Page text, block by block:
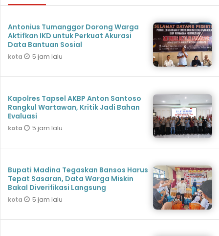
Antonius Tumanggor Dorong Warga
Aktifkan IKD untuk Perkuat Akurasi
Data Bantuan Sosial
kota 5 jam lalu
Kapolres Tapsel AKBP Anton Santoso
Rangkul Wartawan, Kritik Jadi Bahan
Evaluasi
kota 5 jam lalu
Bupati Madina Tegaskan Bansos Harus
Tepat Sasaran, Data Warga Miskin
Bakal Diverifikasi Langsung
kota 5 jam lalu